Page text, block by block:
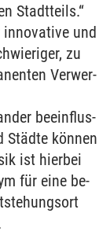
Stadt­teils.“
und
zu
Ver­wer­
be­ein­flus­
Städte können
ist hier­bei
für eine be­